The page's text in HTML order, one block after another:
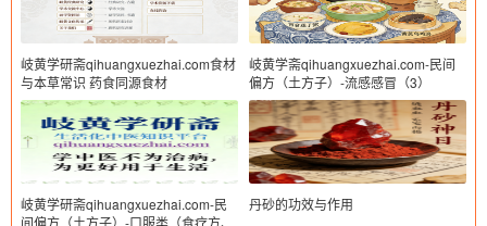
岐黄学研斋qihuangxuezhai.com食材
与本草常识 药食同源食材
岐黄学斋qihuangxuezhai.com-民间
偏方（土方子）-流感感冒（3）
岐黄学研斋qihuangxuezhai.com-民
丹砂的功效与作用